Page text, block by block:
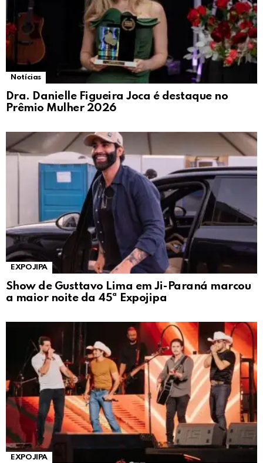
Notícias
Dra. Danielle Figueira Joca é destaque no
Prêmio Mulher 2026
EXPOJIPA
Show de Gusttavo Lima em Ji-Paraná marcou
a maior noite da 45ª Expojipa
EXPOJIPA